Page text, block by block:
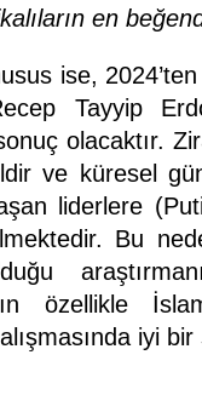
en
ise,
Tayyip
olacaktır.
ve küresel
liderlere
Bu
özellikle
iyi